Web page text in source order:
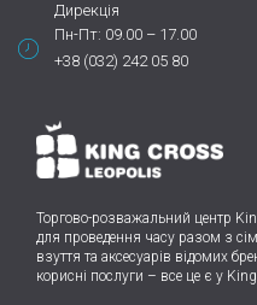
Дирекція
Пн-Пт: 09.00 – 17.00
+38 (032) 242 05 80
Торгово-розважальний центр
для проведення часу разом з
взуття та аксесуарів відомих
корисні послуги – все це є у